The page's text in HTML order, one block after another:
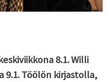
8.1. Willi
9.1. Töölön kirjastolla,